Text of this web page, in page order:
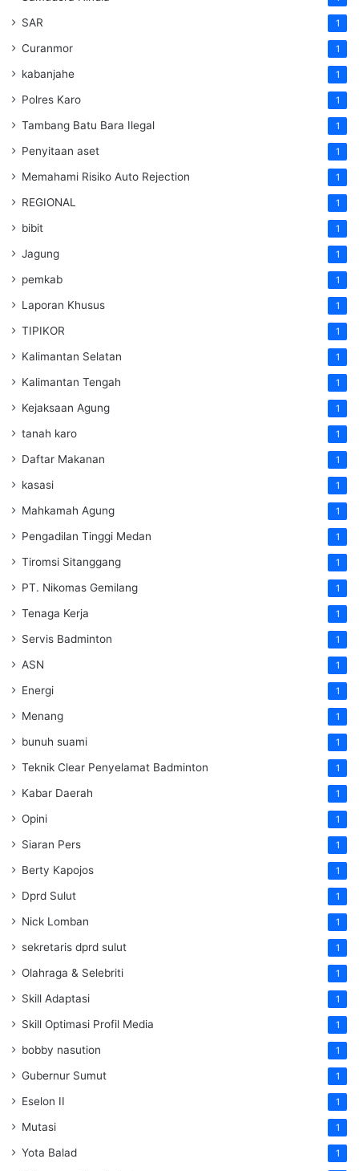
SAR 1
Curanmor 1
kabanjahe 1
Polres Karo 1
Tambang Batu Bara Ilegal 1
Penyitaan aset 1
Memahami Risiko Auto Rejection 1
REGIONAL 1
bibit 1
Jagung 1
pemkab 1
Laporan Khusus 1
TIPIKOR 1
Kalimantan Selatan 1
Kalimantan Tengah 1
Kejaksaan Agung 1
tanah karo 1
Daftar Makanan 1
kasasi 1
Mahkamah Agung 1
Pengadilan Tinggi Medan 1
Tiromsi Sitanggang 1
PT. Nikomas Gemilang 1
Tenaga Kerja 1
Servis Badminton 1
ASN 1
Energi 1
Menang 1
bunuh suami 1
Teknik Clear Penyelamat Badminton 1
Kabar Daerah 1
Opini 1
Siaran Pers 1
Berty Kapojos 1
Dprd Sulut 1
Nick Lomban 1
sekretaris dprd sulut 1
Olahraga & Selebriti 1
Skill Adaptasi 1
Skill Optimasi Profil Media 1
bobby nasution 1
Gubernur Sumut 1
Eselon II 1
Mutasi 1
Yota Balad 1